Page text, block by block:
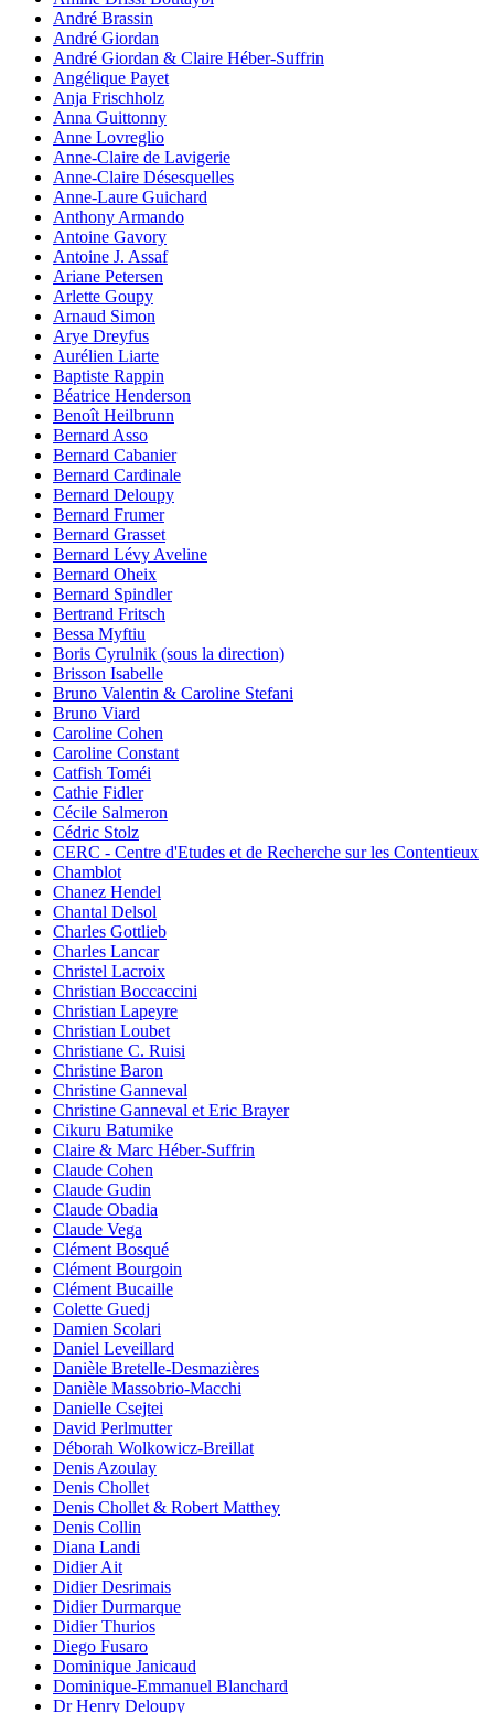
André Brassin
André Giordan
André Giordan & Claire Héber-Suffrin
Angélique Payet
Anja Frischholz
Anna Guittonny
Anne Lovreglio
Anne-Claire de Lavigerie
Anne-Claire Désesquelles
Anne-Laure Guichard
Anthony Armando
Antoine Gavory
Antoine J. Assaf
Ariane Petersen
Arlette Goupy
Arnaud Simon
Arye Dreyfus
Aurélien Liarte
Baptiste Rappin
Béatrice Henderson
Benoît Heilbrunn
Bernard Asso
Bernard Cabanier
Bernard Cardinale
Bernard Deloupy
Bernard Frumer
Bernard Grasset
Bernard Lévy Aveline
Bernard Oheix
Bernard Spindler
Bertrand Fritsch
Bessa Myftiu
Boris Cyrulnik (sous la direction)
Brisson Isabelle
Bruno Valentin & Caroline Stefani
Bruno Viard
Caroline Cohen
Caroline Constant
Catfish Toméi
Cathie Fidler
Cécile Salmeron
Cédric Stolz
CERC - Centre d'Etudes et de Recherche sur les Contentieux
Chamblot
Chanez Hendel
Chantal Delsol
Charles Gottlieb
Charles Lancar
Christel Lacroix
Christian Boccaccini
Christian Lapeyre
Christian Loubet
Christiane C. Ruisi
Christine Baron
Christine Ganneval
Christine Ganneval et Eric Brayer
Cikuru Batumike
Claire & Marc Héber-Suffrin
Claude Cohen
Claude Gudin
Claude Obadia
Claude Vega
Clément Bosqué
Clément Bourgoin
Clément Bucaille
Colette Guedj
Damien Scolari
Daniel Leveillard
Danièle Bretelle-Desmazières
Danièle Massobrio-Macchi
Danielle Csejtei
David Perlmutter
Déborah Wolkowicz-Breillat
Denis Azoulay
Denis Chollet
Denis Chollet & Robert Matthey
Denis Collin
Diana Landi
Didier Ait
Didier Desrimais
Didier Durmarque
Didier Thurios
Diego Fusaro
Dominique Janicaud
Dominique-Emmanuel Blanchard
Dr Henry Deloupy